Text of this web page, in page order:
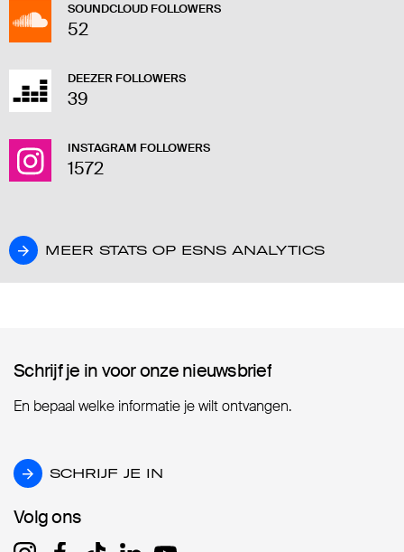
SOUNDCLOUD FOLLOWERS
52
DEEZER FOLLOWERS
39
INSTAGRAM FOLLOWERS
1572
MEER STATS OP ESNS ANALYTICS
MEER STATS OP ESNS ANALYTICS
Schrijf je in voor onze nieuwsbrief
Schrijf je in voor onze nieuwsbrief
En bepaal welke informatie je wilt ontvangen.
SCHRIJF JE IN
SCHRIJF JE IN
Volg ons
Volg ons